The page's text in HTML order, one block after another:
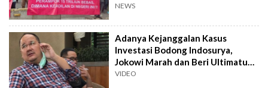
NEWS
Adanya Kejanggalan Kasus
Investasi Bodong Indosurya,
Jokowi Marah dan Beri Ultimatum
Penegak Hukum
VIDEO